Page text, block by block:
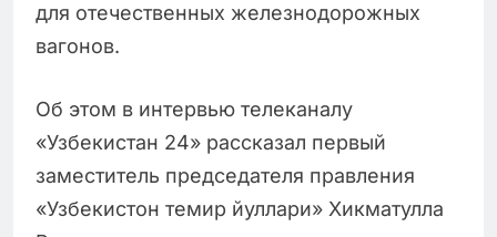
для отечественных железнодорожных
вагонов.
Об этом в интервью телеканалу
«Узбекистан 24» рассказал первый
заместитель председателя правления
«Узбекистон темир йуллари» Хикматулла